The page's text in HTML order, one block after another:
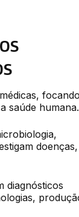
focando
saúde humana.
doenças,
diagnósticos